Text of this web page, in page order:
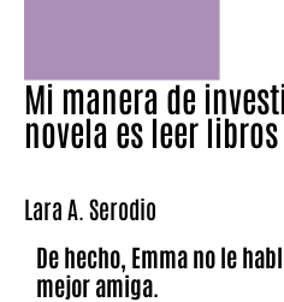
Mi manera de
novela es leer
Lara A. Serodio
De hecho, Emma no le
mejor amiga.